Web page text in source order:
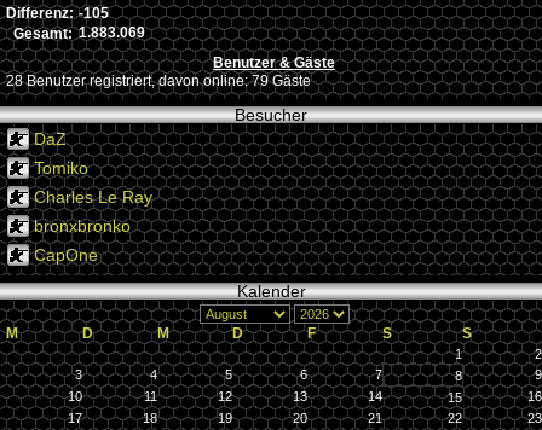
Differenz: -105
Gesamt: 1.883.069
Benutzer & Gäste
28 Benutzer registriert, davon online: 79 Gäste
Besucher
DaZ
Tomiko
Charles Le Ray
bronxbronko
CapOne
Kalender
M D M D F S S
1
2
3
4 5 6 7 8
9
10
11 12 13 14 15
16
17
18 19 20 21 22 23